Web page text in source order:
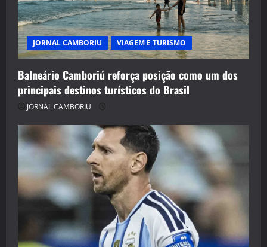
JORNAL CAMBORIU VIAGEM E TURISMO
Balneário Camboriú reforça posição como um dos
principais destinos turísticos do Brasil
JORNAL CAMBORIU